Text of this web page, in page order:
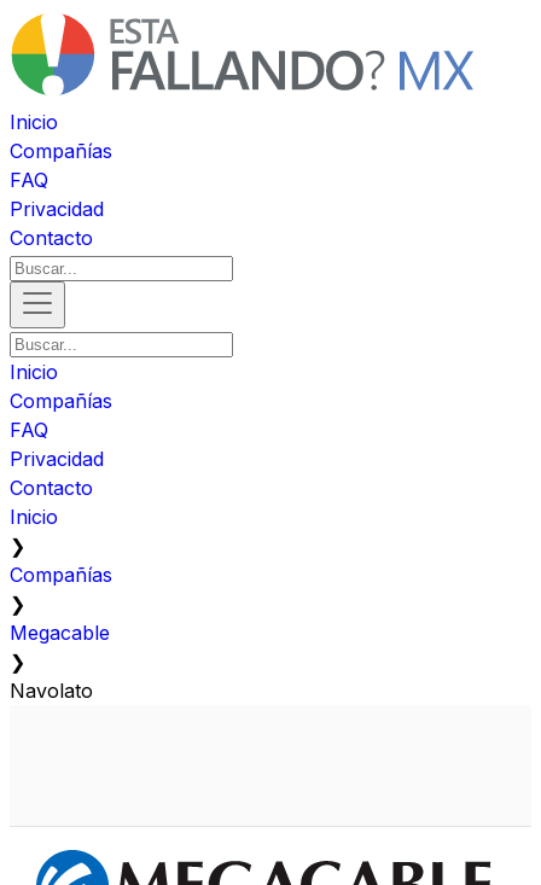
Inicio
Compañías
FAQ
Privacidad
Contacto
Inicio
Compañías
FAQ
Privacidad
Contacto
Inicio
❯
Compañías
❯
Megacable
❯
Navolato